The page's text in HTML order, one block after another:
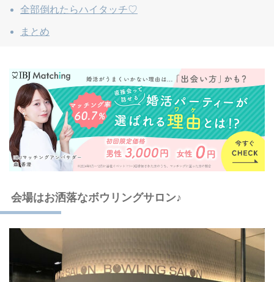
全部倒れたらハイタッチ♡
まとめ
会場はお洒落なボウリングサロン♪